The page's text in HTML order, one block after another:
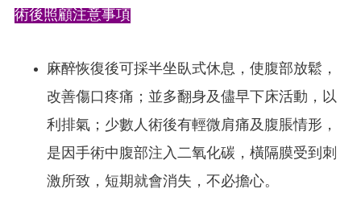
術後照顧注意事項
麻醉恢復後可採半坐臥式休息，使腹部放鬆，
改善傷口疼痛；並多翻身及儘早下床活動，以
利排氣；少數人術後有輕微肩痛及腹脹情形，
是因手術中腹部注入二氧化碳，橫隔膜受到刺
激所致，短期就會消失，不必擔心。